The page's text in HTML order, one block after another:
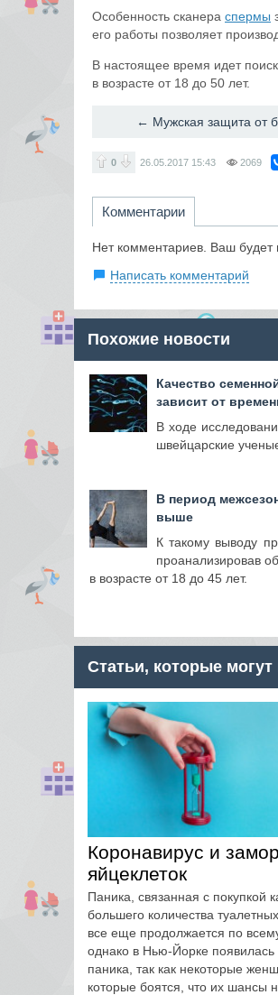
Особенность сканера спермы
его работы позволяет
В настоящее время идет
в возрасте от 18 до 50 лет.
← Мужская защита от
0 26.05.2017 15:43 2069
Комментарии
Нет комментариев. Ваш будет
Написать комментарий
Похожие новости
Качество
зависит от
В ходе
швейцарские
В период
выше
К такому выводу
проанализировав
в возрасте от 18 до 45 лет.
Статьи, которые могут
Коронавирус и
яйцеклеток
Паника, связанная с покупкой
большего количества
все еще продолжается по
однако в Нью-Йорке появилась
паника, так как некоторые
которые боятся, что их шансы